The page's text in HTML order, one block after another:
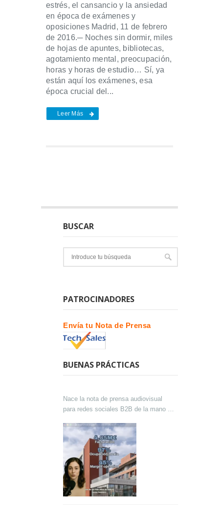
estrés, el cansancio y la ansiedad
en época de exámenes y
oposiciones Madrid, 11 de febrero
de 2016.─ Noches sin dormir, miles
de hojas de apuntes, bibliotecas,
agotamiento mental, preocupación,
horas y horas de estudio… Sí, ya
están aquí los exámenes, esa
época crucial del...
Leer Más
BUSCAR
PATROCINADORES
Envía tu Nota de Prensa
BUENAS PRÁCTICAS
Nace la nota de prensa audiovisual
para redes sociales B2B de la mano de